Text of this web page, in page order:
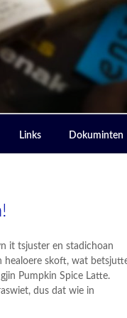
Links Dokuminten
it tsjuster en stadichoan
healoere skoft, wat
Pumpkin Spice Latte.
dus dat wie in